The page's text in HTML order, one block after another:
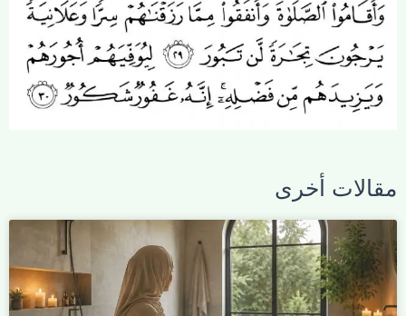
مقالات أخرى